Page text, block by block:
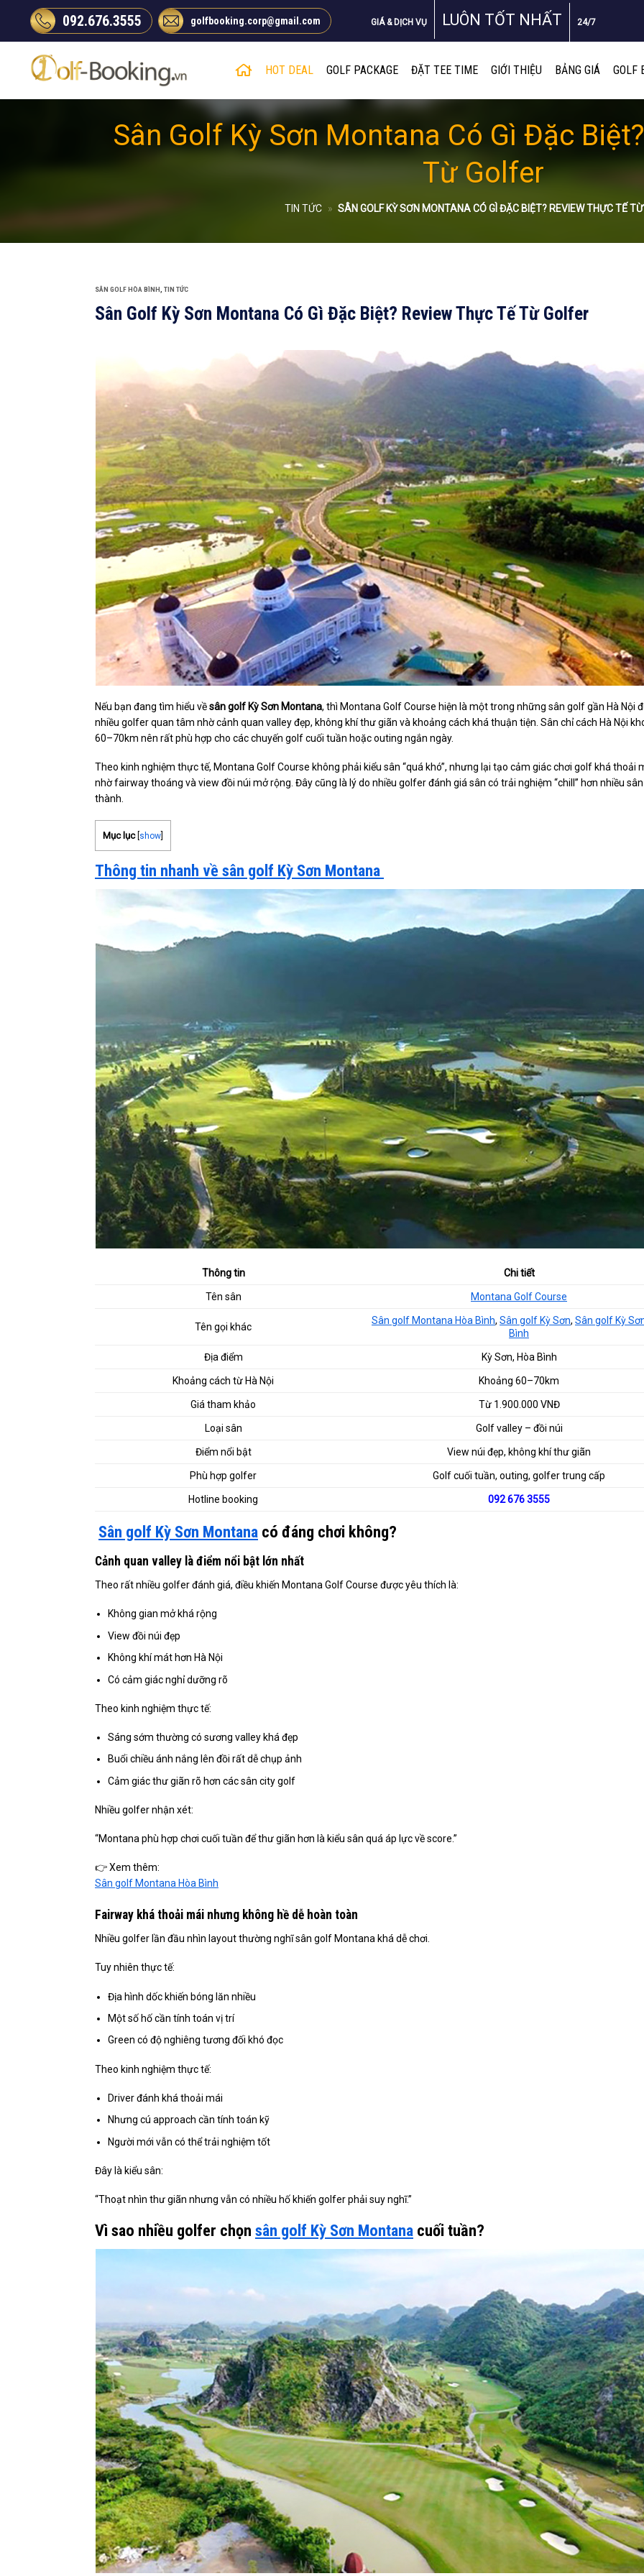
Chuyển
nội
092.676.3555 golfbooking.corp@gmail.com GIÁ & DỊCH VỤ LUÔN TỐT NHẤT 24/7
HOT DEAL GOLF PACKAGE ĐẶT TEE TIME GIỚI THIỆU BẢNG GIÁ GOLF
Sân Golf Kỳ Sơn Montana Có Gì Đặc
Từ Golfer
TIN TỨC » SÂN GOLF KỲ SƠN MONTANA CÓ GÌ ĐẶC BIỆT? REVIEW THỰC TẾ TỪ
SÂN GOLF HÒA BÌNH TIN TỨC
Sân Golf Kỳ Sơn Montana Có Gì Đặc Biệt? Review Thực Tế Từ Golfer
Nếu bạn đang tìm hiểu vềsân golf Kỳ Sơn Montana, thì Montana Golf Course hiện là một trong những sân golf gần Hà Nội
nhiều golfer quan tâm nhờ cảnh quan valley đẹp, không khí thư giãn và khoảng cách khá thuận tiện. Sân chỉ cách Hà Nội
60–70km nên rất phù hợp cho các chuyến golf cuối tuần hoặc outing ngắn ngày.
Theo kinh nghiệm thực tế, Montana Golf Course không phải kiểu sân “quá khó”, nhưng lại tạo cảm giác chơi golf khá thoải
nhờ fairway thoáng và view đồi núi mở rộng. Đây cũng là lý do nhiều golfer đánh giá sân có trải nghiệm “chill” hơn nhiều
thành.
Mục lục show
Thông tin nhanh về sân golf Kỳ Sơn Montana
Thông tin Chi tiết
Tên sân Montana Golf Course
Tên gọi khác
Sân golf Montana Hòa Bình, Sân golf Kỳ Sơn, Sân golf Kỳ
Bình
Địa điểm Kỳ Sơn, Hòa Bình
Khoảng cách từ Hà Nội Khoảng 60–70km
Giá tham khảo Từ 1.900.000 VNĐ
Loại sân Golf valley – đồi núi
Điểm nổi bật View núi đẹp, không khí thư giãn
Phù hợp golfer Golf cuối tuần, outing, golfer trung cấp
Hotline booking 092 676 3555
Sân golf Kỳ Sơn Montana có đáng chơi không?
Cảnh quan valley là điểm nổi bật lớn nhất
Theo rất nhiều golfer đánh giá, điều khiến Montana Golf Course được yêu thích là:
Không gian mở khá rộng
View đồi núi đẹp
Không khí mát hơn Hà Nội
Có cảm giác nghỉ dưỡng rõ
Theo kinh nghiệm thực tế:
Sáng sớm thường có sương valley khá đẹp
Buổi chiều ánh nắng lên đồi rất dễ chụp ảnh
Cảm giác thư giãn rõ hơn các sân city golf
Nhiều golfer nhận xét:
“Montana phù hợp chơi cuối tuần để thư giãn hơn là kiểu sân quá áp lực về score.”
👉 Xem thêm:
Sân golf Montana Hòa Bình
Fairway khá thoải mái nhưng không hề dễ hoàn toàn
Nhiều golfer lần đầu nhìn layout thường nghĩ sân golf Montana khá dễ chơi.
Tuy nhiên thực tế:
Địa hình dốc khiến bóng lăn nhiều
Một số hố cần tính toán vị trí
Green có độ nghiêng tương đối khó đọc
Theo kinh nghiệm thực tế:
Driver đánh khá thoải mái
Nhưng cú approach cần tính toán kỹ
Người mới vẫn có thể trải nghiệm tốt
Đây là kiểu sân:
“Thoạt nhìn thư giãn nhưng vẫn có nhiều hố khiến golfer phải suy nghĩ.”
Vì sao nhiều golfer chọn sân golf Kỳ Sơn Montana cuối tuần?